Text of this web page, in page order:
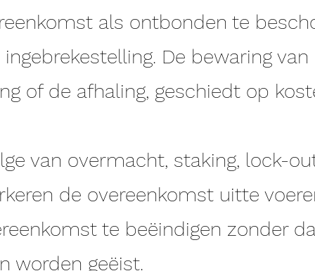
als ontbonden te
De bewaring
of de afhaling, geschiedt op
van overmacht, staking, lock-
de overeenkomst uitte
te beëindigen zonder
worden geëist.